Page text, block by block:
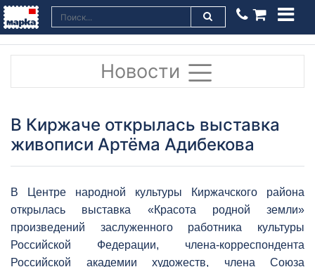
Новости
В Киржаче открылась выставка
живописи Артёма Адибекова
В Центре народной культуры Киржачского района
открылась выставка «Красота родной земли»
произведений заслуженного работника культуры
Российской Федерации, члена-корреспондента
Российской академии художеств, члена Союза